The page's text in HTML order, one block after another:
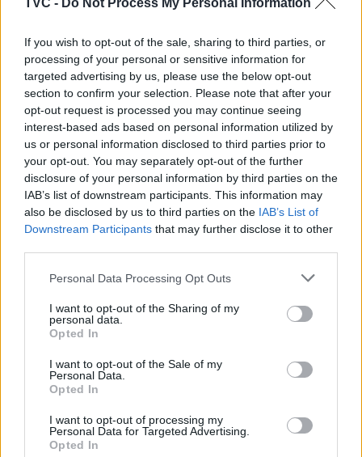
TVC - Do Not Process My Personal Information
If you wish to opt-out of the sale, sharing to third parties, or
processing of your personal or sensitive information for
targeted advertising by us, please use the below opt-out
section to confirm your selection. Please note that after your
opt-out request is processed you may continue seeing
interest-based ads based on personal information utilized by
us or personal information disclosed to third parties prior to
your opt-out. You may separately opt-out of the further
disclosure of your personal information by third parties on the
IAB’s list of downstream participants. This information may
also be disclosed by us to third parties on the IAB’s List of
Downstream Participants that may further disclose it to other
Personal Data Processing Opt Outs
I want to opt-out of the Sharing of my
personal data.
Opted In
I want to opt-out of the Sale of my
Personal Data.
Opted In
I want to opt-out of processing my
Personal Data for Targeted Advertising.
Opted In
Artigo anterior
Mulher viajou com 11
crianças e foi detida por
suspeita de tráfico
Próximo artigo
JMJ: Recusada a entrada a
65 pessoas desde a
reposição do controlo de
ARTIGOS RELACIONADOS MAIS DO AUTOR